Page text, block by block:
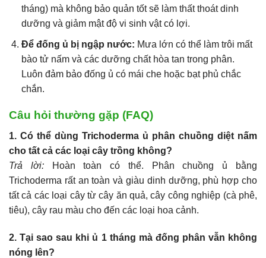
tháng) mà không bảo quản tốt sẽ làm thất thoát dinh
dưỡng và giảm mật độ vi sinh vật có lợi.
Để đống ủ bị ngập nước: Mưa lớn có thể làm trôi mất
bào tử nấm và các dưỡng chất hòa tan trong phân.
Luôn đảm bảo đống ủ có mái che hoặc bạt phủ chắc
chắn.
Câu hỏi thường gặp (FAQ)
1. Có thể dùng Trichoderma ủ phân chuồng diệt nấm
cho tất cả các loại cây trồng không?
Trả lời:Hoàn toàn có thể. Phân chuồng ủ bằng
Trichoderma rất an toàn và giàu dinh dưỡng, phù hợp cho
tất cả các loại cây từ cây ăn quả, cây công nghiệp (cà phê,
tiêu), cây rau màu cho đến các loại hoa cảnh.
2. Tại sao sau khi ủ 1 tháng mà đống phân vẫn không
nóng lên?